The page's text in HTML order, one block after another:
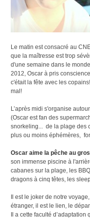
Le matin est consacré au
que la maîtresse est trop
d'une semaine dans le
2012, Oscar à pris
c'était la fête avec les
mal!
L’après midi s'organise
(Oscar est fan des
snorkeling... de la plage des
plus ou moins éphémères,
Oscar aime la pêche au gros
son immense piscine à
cabanes sur la plage, les
dragons à cinq têtes, les
Il est le joker de notre
étranger, il est le lien, le
Il a cette faculté d’adaptation